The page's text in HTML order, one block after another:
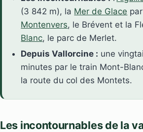
(3 842 m), la Mer de Glace
Montenvers, le Brévent et la
Blanc, le parc de Merlet.
Depuis Vallorcine : une
minutes par le train Mont-
la route du col des Montets.
Les incontournables de la